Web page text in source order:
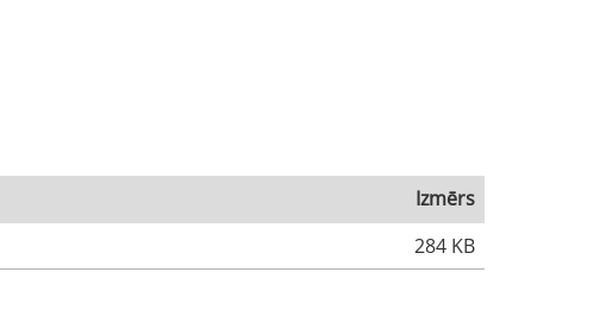
Izmērs
284 KB